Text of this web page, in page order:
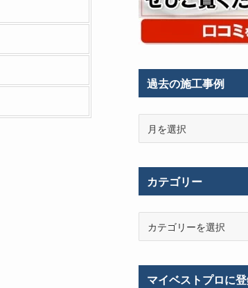
過去の施工事例
施
事
例
カテゴリー
リ
マイベストプロに